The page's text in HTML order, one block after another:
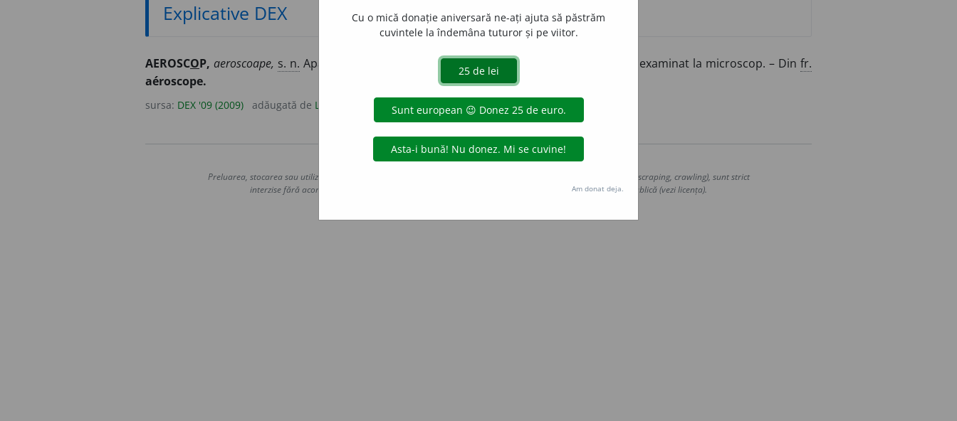
Explicative DEX
AEROSCOP, aeroscoape, s. n. Aparat cu care se colectează praful din aer pentru a putea fi examinat la microscop. – Dinfr.
aéroscope.
sursa: DEX '09 (2009) adăugată de LauraGellner acțiuni
Copyright © 2004-2026 dexonline (https://dexonline.ro)
Preluarea, stocarea sau utilizarea datelor de pe acest site, inclusiv prin orice metode de extragere automată (web scraping, crawling), sunt strict
interzise fără acordul nostru prealabil scris, cu excepția seturilor de date oferite oficial spre utilizare publică (vezi licența).
Cu o mică donație aniversară ne-ați ajuta să păstrăm
cuvintele la îndemâna tuturor și pe viitor.
Am donat deja.